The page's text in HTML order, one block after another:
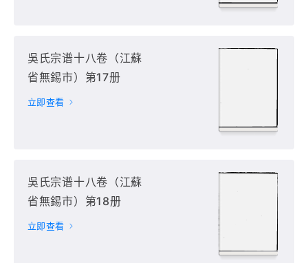
吳氏宗谱十八卷（江蘇
省無錫市）第17册
立即查看
吳氏宗谱十八卷（江蘇
省無錫市）第18册
立即查看